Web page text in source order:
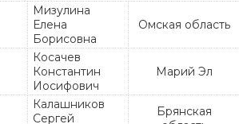
Мизулина
Елена
Борисовна
Омская область
Косачев
Константин
Иосифович
Марий Эл
Калашников
Сергей
Брянская